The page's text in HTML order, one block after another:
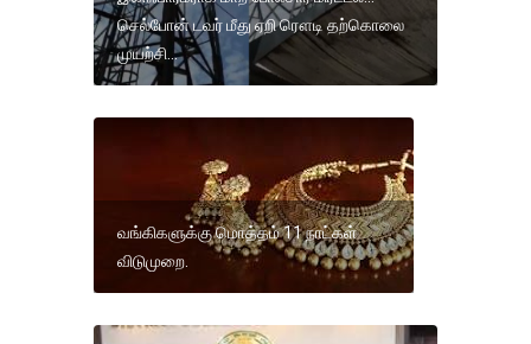
செல்போன் டவர் மீது ஏறி ரௌடி தற்கொலை
முயற்சி...
வங்கிகளுக்கு மொத்தம் 11 நாட்கள்
விடுமுறை.